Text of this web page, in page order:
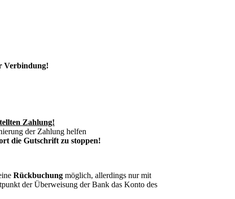
Verbindung!
Zahlung!
der Zahlung helfen
die Gutschrift zu stoppen!
Rückbuchung möglich, allerdings nur mit
der Überweisung der Bank das Konto des